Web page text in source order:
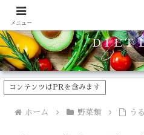
食品のカロリーや糖質などの栄養
ＤＩＥＴ
コンテンツはPRを含みます
ホーム 野菜類 う
メニュー